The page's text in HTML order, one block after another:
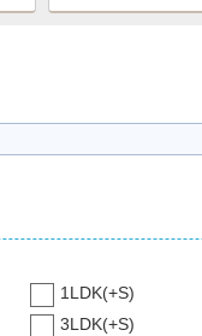
1LDK(+S)
3LDK(+S)